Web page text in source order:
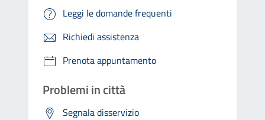
Leggi le domande frequenti
Richiedi assistenza
Prenota appuntamento
Problemi in città
Segnala disservizio